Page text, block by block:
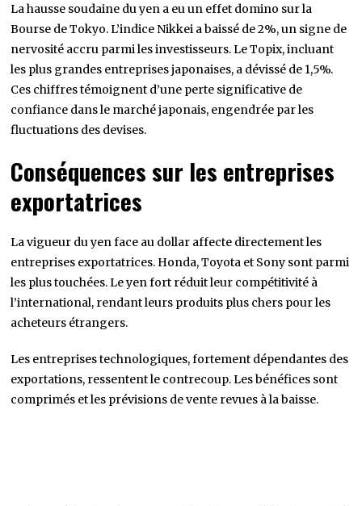
La hausse soudaine du yen a eu un effet domino sur la
Bourse de Tokyo. L’indice Nikkei a baissé de 2%, un signe de
nervosité accru parmi les investisseurs. Le Topix, incluant
les plus grandes entreprises japonaises, a dévissé de 1,5%.
Ces chiffres témoignent d’une perte significative de
confiance dans le marché japonais, engendrée par les
fluctuations des devises.
Conséquences sur les entreprises
exportatrices
La vigueur du yen face au dollar affecte directement les
entreprises exportatrices. Honda, Toyota et Sony sont parmi
les plus touchées. Le yen fort réduit leur compétitivité à
l’international, rendant leurs produits plus chers pour les
acheteurs étrangers.
Les entreprises technologiques, fortement dépendantes des
exportations, ressentent le contrecoup. Les bénéfices sont
comprimés et les prévisions de vente revues à la baisse.